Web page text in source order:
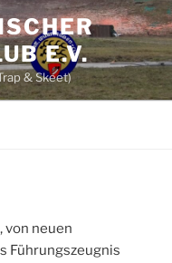
E.V.
& Skeet)
von neuen
Führungszeugnis